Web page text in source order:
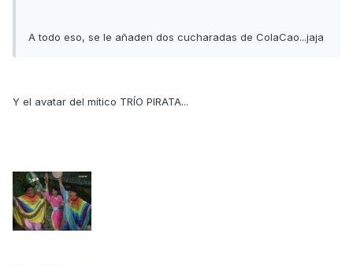
A todo eso, se le añaden dos cucharadas de ColaCao...jaja
Y el avatar del mítico TRÍO PIRATA...